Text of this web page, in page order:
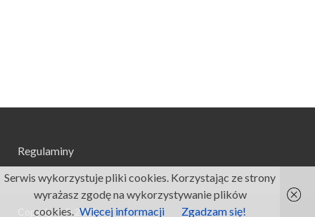
Regulaminy
Copyright © 2026.
Serwis wykorzystuje pliki cookies. Korzystając ze strony
wyrażasz zgodę na wykorzystywanie plików
cookies. Więcej informacji Zgadzam się!